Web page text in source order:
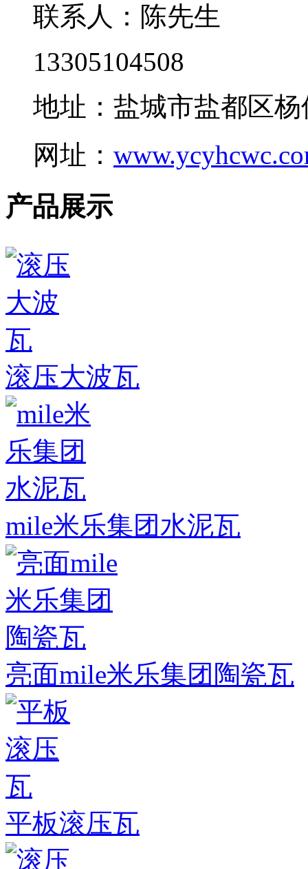
联系人：陈先生
13305104508
地址：盐城市盐都区
网址：
产品展示
滚压大波瓦
mile米乐集团水泥瓦
亮面mile米乐集团陶瓷瓦
平板滚压瓦